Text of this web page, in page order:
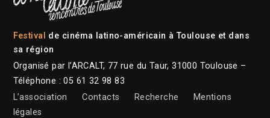
Festival de cinéma latino-américain à Toulouse et dans
sa région
Organisé par l’ARCALT, 77 rue du Taur, 31000 Toulouse –
Téléphone : 05 61 32 98 83
L’association
Contacts Recherche
Mentions
légales